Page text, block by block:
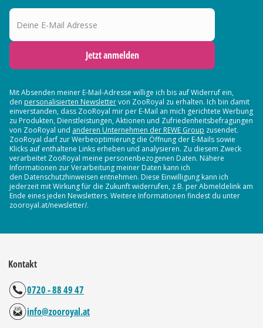
Deine E-Mail Adresse
Jetzt anmelden
Mit Absenden meiner E-Mail-Adresse willige ich bis auf Widerruf ein,
den personalisierten Newslettervon ZooRoyal zu erhalten. Ich bin damit
einverstanden, dass ZooRoyal mir per E-Mail an mich gerichtete Werbung
zu Produkten, Dienstleistungen, Aktionen und Zufriedenheitsbefragungen
von ZooRoyal und anderen Unternehmen der REWE Group zusendet.
ZooRoyal darf zur Werbeoptimierung die Öffnung der E-Mails sowie
Klicks auf enthaltene Links erheben und analysieren. Zu diesem Zweck
verarbeitet ZooRoyal meine personenbezogenen Daten. Nähere
Informationen zur Verarbeitung meiner Daten kann ich
den Datenschutzhinweisen entnehmen. Diese Einwilligung kann ich
jederzeit mit Wirkung für die Zukunft widerrufen, z.B. per Abmeldelink am
Ende eines jeden Newsletters. Weitere Informationen findest du unter
zooroyal.at/newsletter/.
Kontakt
0720 - 88 49 47
info@zooroyal.at